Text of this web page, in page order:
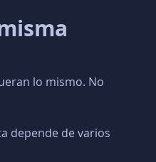
lo mismo. No
depende de varios